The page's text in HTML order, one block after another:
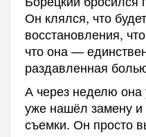
Он клялся, что
восстановления,
что она —
раздавленная
А через неделю она
уже нашёл замену и
съемки. Он просто